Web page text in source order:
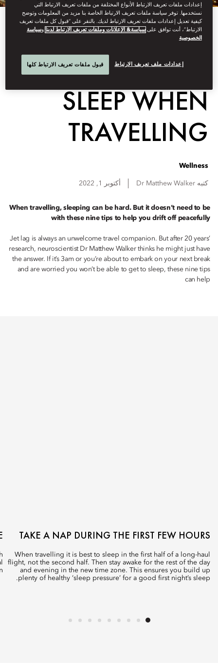
HOW TO GET A
GOOD NIGHT’S
SLEEP WHEN
TRAVELLING
Wellness
كتبه Dr Matthew Walker أكتوبر 1, 2022
When travelling, sleeping can be hard. But it doesn’t need to be
with these nine tips to help you drift off peacefully
Jet lag is always an unwelcome travel companion. But after 20 years’
research, neuroscientist Dr Matthew Walker thinks he might just have
the answer. If it’s 3am or you’re about to embark on your next break
and are worried you won’t be able to get to sleep, these nine tips
can help
TAKE A NAP DURING THE FIRST FEW HOURS
When travelling it is best to sleep in the first half of a long-haul
flight, not the second half. Then stay awake for the rest of the day
and evening in the new time zone. This ensures you build up
plenty of healthy ‘sleep pressure’ for a good first night’s sleep.
إعدادات ملفات تعريف الارتباط الأنواع المختلفة من ملفات تعريف الارتباط التي
نستخدمها. توفر سياسة ملفات تعريف الارتباط الخاصة بنا مزيد من المعلومات وتوضح
كيفية تعديل إعدادات ملفات تعريف الارتباط لديك. بالنقر على “قبول كل ملفات تعريف
الارتباط”، أنت توافق علىسياسة& الإعلانات وملفات تعريف الارتباط لدينا وسياسة
الخصوصية
إعدادات ملف تعريف الارتباط قبول ملفات تعريف الارتباط كلها